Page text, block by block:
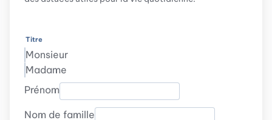
Titre
Monsieur
Madame
Prénom
Nom de famille